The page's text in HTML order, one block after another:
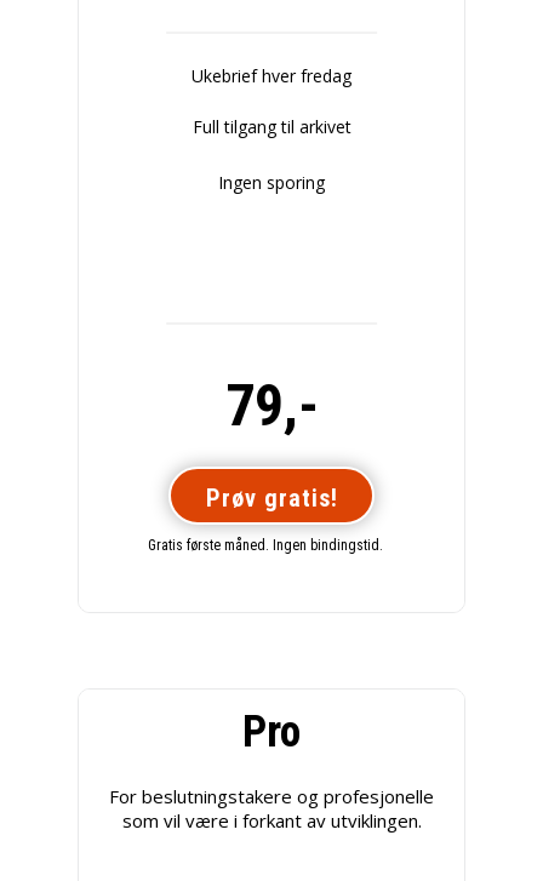
Ukebrief hver fredag
Full tilgang til arkivet
Ingen sporing
79,-
Prøv gratis!
Gratis første måned. Ingen bindingstid.
Pro
For beslutningstakere og profesjonelle
som vil være i forkant av utviklingen.